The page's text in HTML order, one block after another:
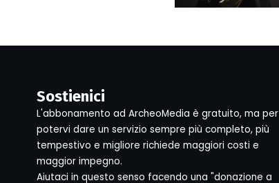
Sostienici
L'abbonamento ad ArcheoMedia è gratuito, ma per
potervi dare un servizio sempre più completo, più
tempestivo e migliore richiede maggiori costi e
maggior impegno.
Aiutaci in questo senso facendo una "donazione a